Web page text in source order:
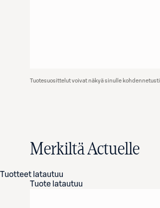
Tuotesuosittelut voivat näkyä sinulle kohdennetusti
Merkiltä Actuelle
Tuotteet latautuu
Tuote latautuu